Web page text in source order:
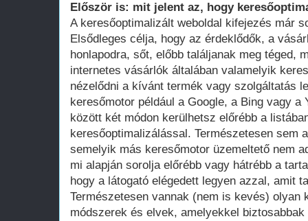
Először is: mit jelent az, hogy
A keresőoptimalizált weboldal kifejezés már
Elsődleges célja, hogy az érdeklődők, a
honlapodra, sőt, előbb találjanak meg téged,
internetes vásárlók általában valamelyik
nézelődni a kívánt termék vagy szolgáltatás
keresőmotor például a Google, a Bing vagy a
között két módon kerülhetsz előrébb a
keresőoptimalizálással. Természetesen sem
semelyik más keresőmotor üzemeltető nem
mi alapján sorolja előrébb vagy hátrébb a
hogy a látogató elégedett legyen azzal, amit
Természetesen vannak (nem is kevés) olyan
módszerek és elvek, amelyekkel